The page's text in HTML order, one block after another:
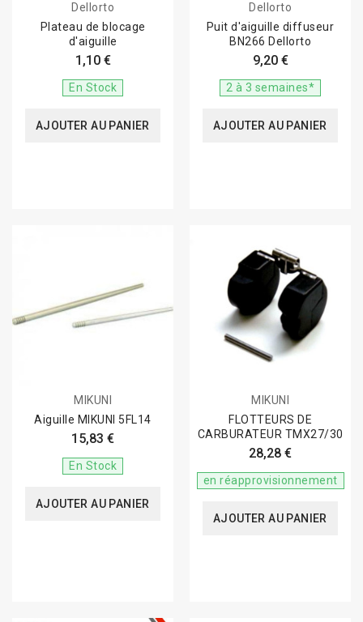
Dellorto
Plateau de blocage
d'aiguille
1,10 €
En Stock
AJOUTER AU PANIER
Dellorto
Puit d'aiguille diffuseur
BN266 Dellorto
9,20 €
2 à 3 semaines*
AJOUTER AU PANIER
MIKUNI
Aiguille MIKUNI 5FL14
15,83 €
En Stock
AJOUTER AU PANIER
MIKUNI
FLOTTEURS DE
CARBURATEUR TMX27/30
28,28 €
en réapprovisionnement
AJOUTER AU PANIER